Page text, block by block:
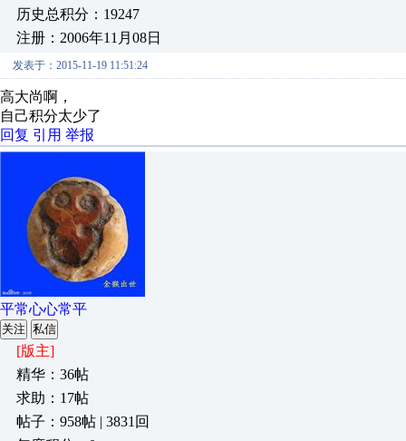
历史总积分：19247
注册：2006年11月08日
发表于：2015-11-19 11:51:24
高大尚啊，
自己积分太少了
回复 引用 举报
平常心心常平
关注 私信
[版主]
精华：36帖
求助：17帖
帖子：958帖 | 3831回